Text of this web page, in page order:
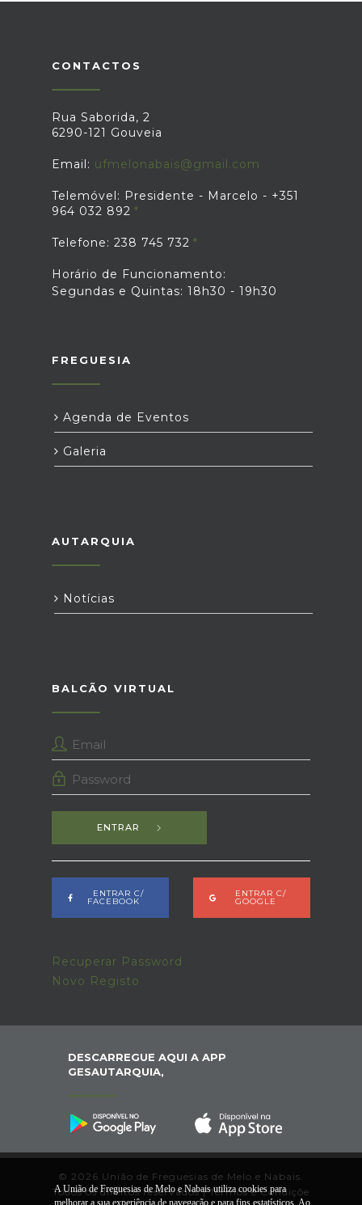
CONTACTOS
Rua Saborida, 2
6290-121 Gouveia
Email: ufmelonabais@gmail.com
Telemóvel: Presidente - Marcelo - +351
964 032 892
Telefone: 238 745 732
Horário de Funcionamento:
Segundas e Quintas: 18h30 - 19h30
FREGUESIA
Agenda de Eventos
Galeria
AUTARQUIA
Notícias
BALCÃO VIRTUAL
ENTRAR
ENTRAR C/
FACEBOOK
ENTRAR C/
GOOGLE
Recuperar Password
Novo Registo
DESCARREGUE AQUI A APP
GESAUTARQUIA,
© 2026 União de Freguesias de Melo e Nabais.
Todos os direitos reservados |Termos e Condiçõe
A União de Freguesias de Melo e Nabais utiliza cookies para
melhorar a sua experiência de navegação e para fins estatísticos. Ao